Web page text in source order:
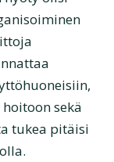
sekä
tukea pitäisi